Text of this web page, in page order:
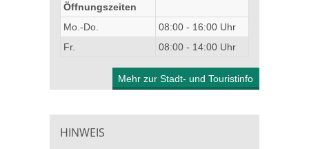
Öffnungszeiten
Mo.-Do.
08:00 - 16:00 Uhr
Fr.
08:00 - 14:00 Uhr
Mehr zur Stadt- und Touristinfo
HINWEIS